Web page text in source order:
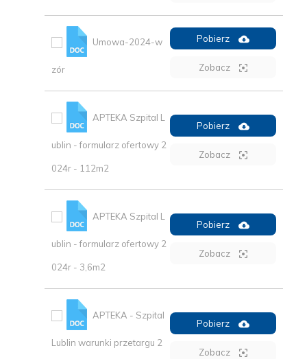
Umowa-2024-w
zór
Pobierz
Zobacz
APTEKA Szpital L
ublin - formularz ofertowy 2
024r - 112m2
Pobierz
Zobacz
APTEKA Szpital L
ublin - formularz ofertowy 2
024r - 3,6m2
Pobierz
Zobacz
APTEKA - Szpital
Lublin warunki przetargu 2
Pobierz
Zobacz